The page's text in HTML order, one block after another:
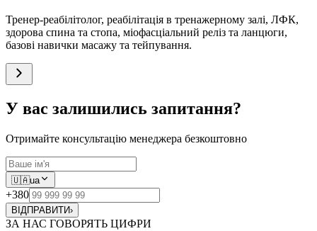
Тренер-реабілітолог, реабілітація в тренажерному залі, ЛФК,
здорова спина та стопа, міофасціальний реліз та ланцюги,
базові навички масажу та тейпування.
У вас залишились запитання?
Отримайте консультацію менеджера безкоштовно
🇺🇦ua
+380
ВІДПРАВИТИ›
ЗА НАС ГОВОРЯТЬ ЦИФРИ